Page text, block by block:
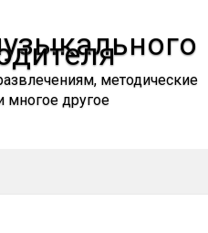
методические
многое другое